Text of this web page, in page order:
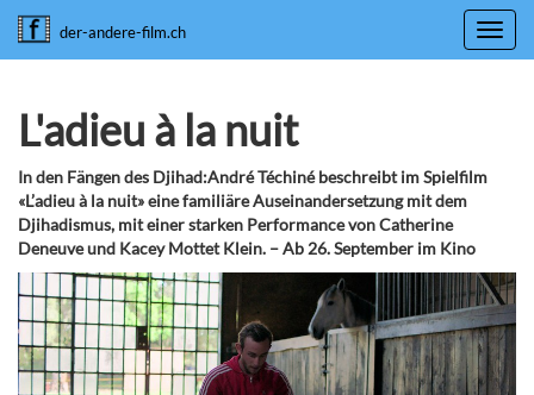
der-andere-film.ch
L'adieu à la nuit
In den Fängen des Djihad:André Téchiné beschreibt im Spielfilm
«L’adieu à la nuit» eine familiäre Auseinandersetzung mit dem
Djihadismus, mit einer starken Performance von Catherine
Deneuve und Kacey Mottet Klein. – Ab 26. September im Kino